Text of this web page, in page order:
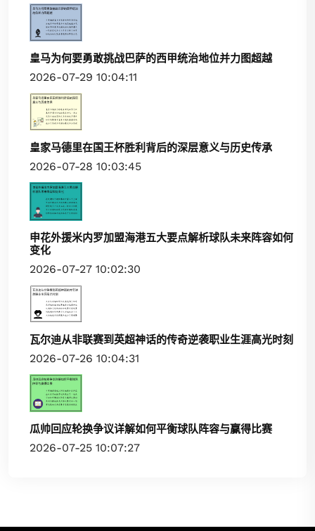
皇马为何要勇敢挑战巴萨的西甲统治地位并力图超越
2026-07-29 10:04:11
皇家马德里在国王杯胜利背后的深层意义与历史传承
2026-07-28 10:03:45
申花外援米内罗加盟海港五大要点解析球队未来阵容如何
变化
2026-07-27 10:02:30
瓦尔迪从非联赛到英超神话的传奇逆袭职业生涯高光时刻
2026-07-26 10:04:31
瓜帅回应轮换争议详解如何平衡球队阵容与赢得比赛
2026-07-25 10:07:27